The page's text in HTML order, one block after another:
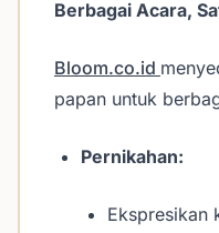
Berbagai Acara,
Bloom.co.id
papan untuk
Pernikahan:
Ekspresikan